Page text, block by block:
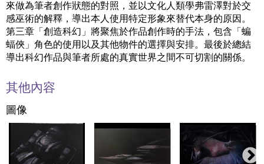
來做為筆者創作狀態的對照，並以文化人類學弗雷澤對於交
感巫術的解釋，導出本人使用特定形象來替代本身的原因。
第三章「創造科幻」將聚焦於作品創作時的手法，包含「蝙
蝠俠」角色的使用以及其他物件的選擇與安排。最後於總結
導出科幻作品與筆者所處的真實世界之間不可切割的關係。
其他內容
圖像